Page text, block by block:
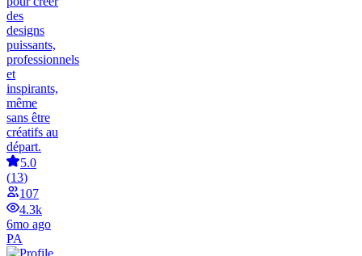
des
designs
puissants,
professionnels
et
inspirants,
même
sans être
créatifs au
départ.
5.0
(13)
107
4.3k
6mo ago
PA